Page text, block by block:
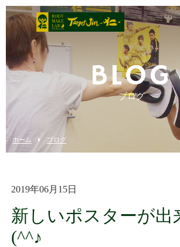
BLOG
ブログ
ホーム ブログ
2019年06月15日
新しいポスターが出
(^^♪